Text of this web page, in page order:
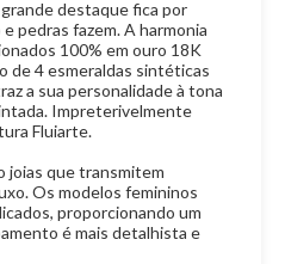
destaque fica por
pedras fazem. A harmonia
100% em ouro 18K
de 4 esmeraldas sintéticas
a sua personalidade à tona
Impreterivelmente
Fluiarte.
joias que transmitem
Os modelos femininos
proporcionando um
é mais detalhista e